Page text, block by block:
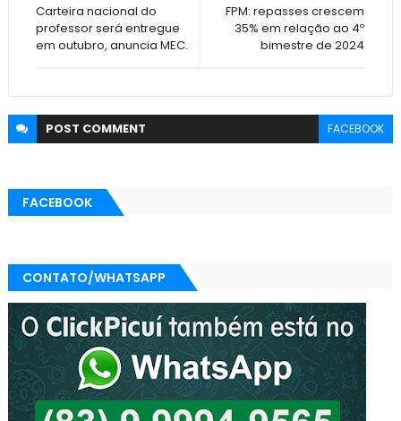
FPM: repasses crescem
35% em relação ao 4º
bimestre de 2024
Carteira nacional do
professor será entregue
em outubro, anuncia MEC.
POST COMMENT FACEBOOK
FACEBOOK
CONTATO/WHATSAPP